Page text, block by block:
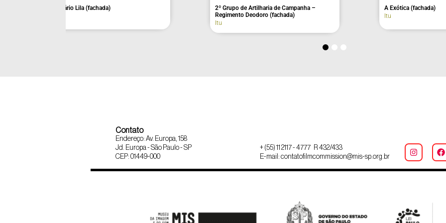
Açaí da Barra (fachada)
Antiga Câmara Municipal (fachada)
Eldorado
Contato
Endereço: Av. Europa, 158
Jd. Europa - São Paulo - SP
CEP: 01449-000
+ (55) 11 2117 - 4777 R 432/433
E-mail: contatofilmcommission@mis-sp.org.br